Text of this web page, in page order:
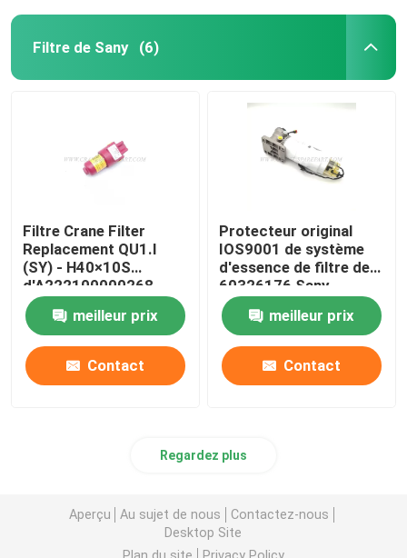
Filtre de Sany (6)
Filtre Crane Filter
Replacement QU1.I
(SY) - H40×10S
d'A222100000268
Sany
meilleur prix
Contact
Protecteur original
IOS9001 de système
d'essence de filtre de
60326176 Sany
meilleur prix
Contact
Regardez plus
Aperçu Au sujet de nous
Contactez-nous
Desktop Site
Plan du site
Privacy Policy